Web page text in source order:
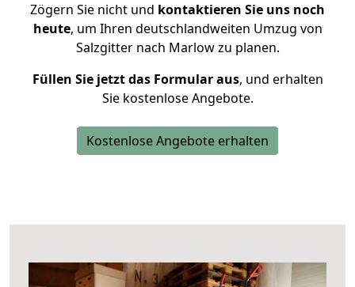
Zögern Sie nicht und kontaktieren Sie uns noch
heute, um Ihren deutschlandweiten Umzug von
Salzgitter nach Marlow zu planen.
Füllen Sie jetzt das Formular aus, und erhalten
Sie kostenlose Angebote.
Kostenlose Angebote erhalten